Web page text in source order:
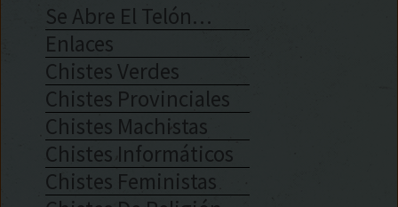
Se Abre El Telón…
Enlaces
Chistes Verdes
Chistes Provinciales
Chistes Machistas
Chistes Informáticos
Chistes Feministas